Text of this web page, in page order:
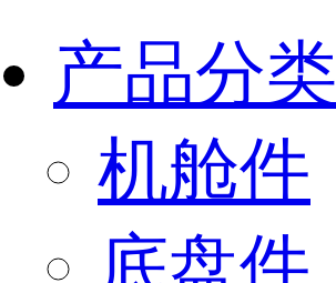
产品分类
机舱件
底盘件